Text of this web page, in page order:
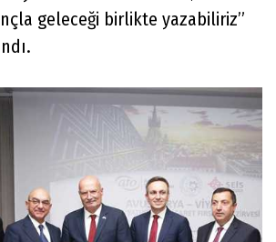
geleceği birlikte yazabiliriz”